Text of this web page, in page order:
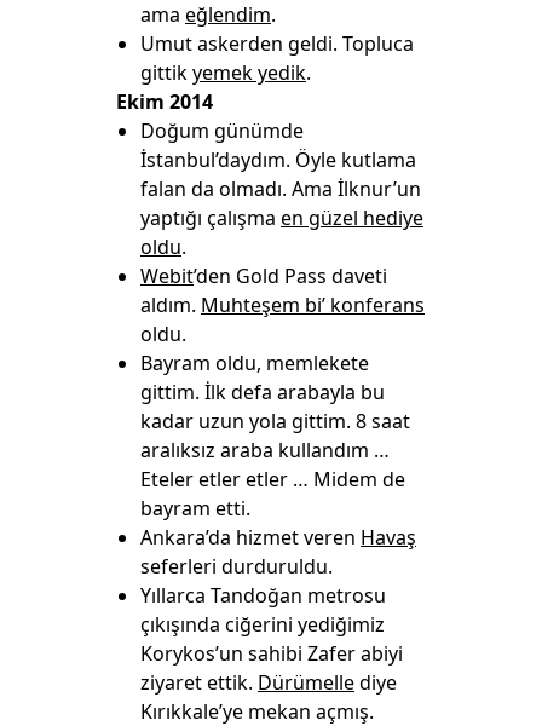
ama eğlendim.
Umut askerden geldi. Topluca
gittikyemek yedik.
Ekim 2014
Doğum günümde
İstanbul’daydım. Öyle kutlama
falan da olmadı. Ama İlknur’un
yaptığı çalışma en güzel hediye
oldu.
Webit’den Gold Pass daveti
aldım. Muhteşem bi’ konferans
oldu.
Bayram oldu, memlekete
gittim. İlk defa arabayla bu
kadar uzun yola gittim. 8 saat
aralıksız araba kullandım …
Eteler etler etler … Midem de
bayram etti.
Ankara’da hizmet veren Havaş
seferleri durduruldu.
Yıllarca Tandoğan metrosu
çıkışında ciğerini yediğimiz
Korykos’un sahibi Zafer abiyi
ziyaret ettik. Dürümellediye
Kırıkkale’ye mekan açmış.